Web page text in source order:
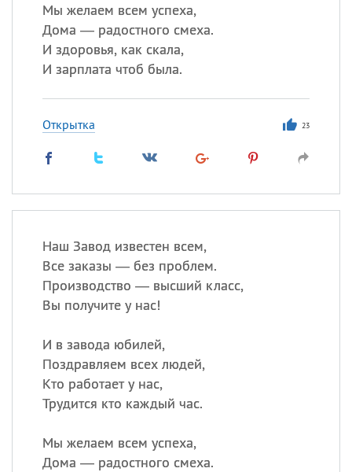
Мы желаем всем успеха,
Дома — радостного смеха.
И здоровья, как скала,
И зарплата чтоб была.
Открытка 23
Наш Завод известен всем,
Все заказы — без проблем.
Производство — высший класс,
Вы получите у нас!
И в завода юбилей,
Поздравляем всех людей,
Кто работает у нас,
Трудится кто каждый час.
Мы желаем всем успеха,
Дома — радостного смеха.